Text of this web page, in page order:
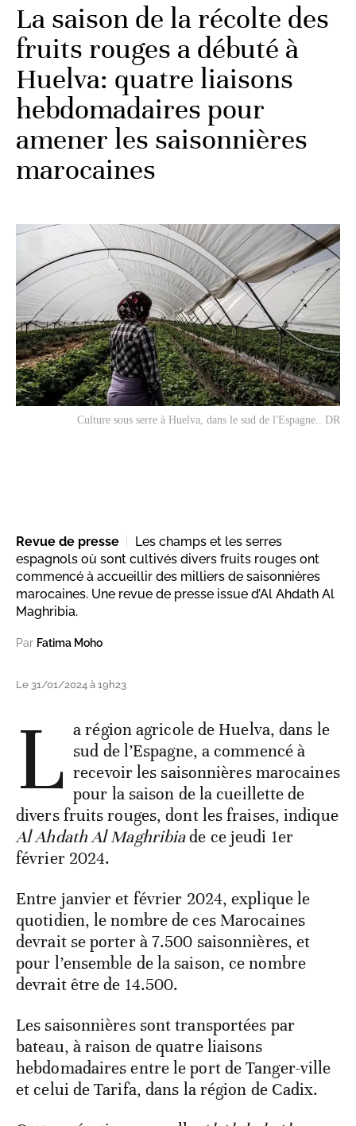
La saison de la récolte des
fruits rouges a débuté à
Huelva: quatre liaisons
hebdomadaires pour
amener les saisonnières
marocaines
Culture sous serre à Huelva, dans le sud de l'Espagne.. DR
Revue de presse
Les champs et les serres
espagnols où sont cultivés divers fruits rouges ont
commencé à accueillir des milliers de saisonnières
marocaines. Une revue de presse issue d’Al Ahdath Al
Maghribia.
Par Fatima Moho
Le 31/01/2024 à 19h23
L a région agricole de Huelva, dans le
sud de l’Espagne, a commencé à
recevoir les saisonnières marocaines
pour la saison de la cueillette de
divers fruits rouges, dont les fraises, indique
Al Ahdath Al Maghribiade ce jeudi 1er
février 2024.
Entre janvier et février 2024, explique le
quotidien, le nombre de ces Marocaines
devrait se porter à 7.500 saisonnières, et
pour l’ensemble de la saison, ce nombre
devrait être de 14.500.
Les saisonnières sont transportées par
bateau, à raison de quatre liaisons
hebdomadaires entre le port de Tanger-ville
et celui de Tarifa, dans la région de Cadix.